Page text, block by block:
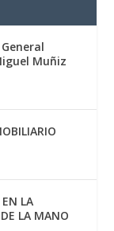
Muñiz
LA
LA MANO